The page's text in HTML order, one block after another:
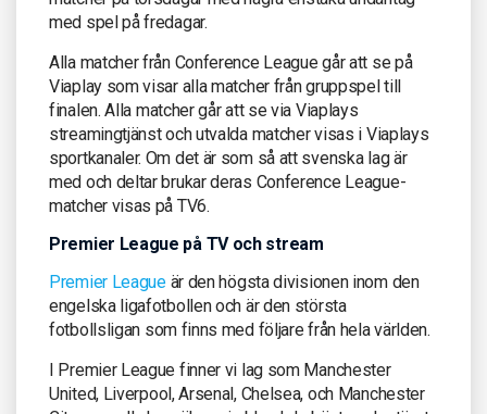
med spel på fredagar.
Alla matcher från Conference League går att se på
Viaplay som visar alla matcher från gruppspel till
finalen. Alla matcher går att se via Viaplays
streamingtjänst och utvalda matcher visas i Viaplays
sportkanaler. Om det är som så att svenska lag är
med och deltar brukar deras Conference League-
matcher visas på TV6.
Premier League på TV och stream
Premier Leagueär den högsta divisionen inom den
engelska ligafotbollen och är den största
fotbollsligan som finns med följare från hela världen.
I Premier League finner vi lag som Manchester
United, Liverpool, Arsenal, Chelsea, och Manchester